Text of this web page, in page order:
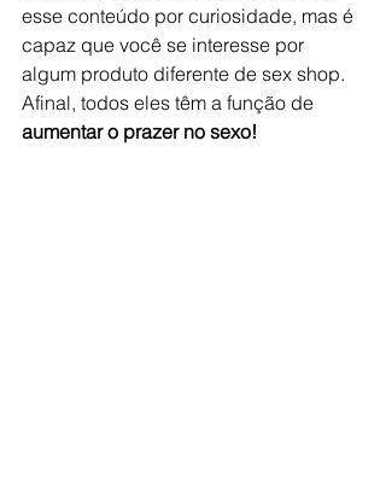
esse conteúdo por curiosidade, mas é
capaz que você se interesse por
algum produto diferente de sex shop.
Afinal, todos eles têm a função de
aumentar o prazer no sexo!